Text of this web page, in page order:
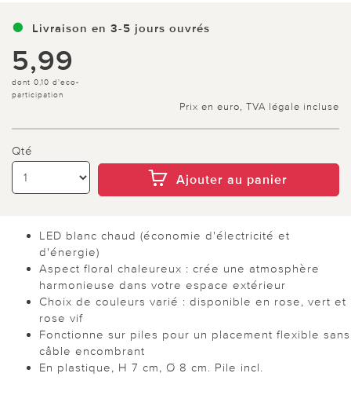
Livraison en 3-5 jours ouvrés
5,99
dont 0,10 d'eco-
participation
Prix en euro, TVA légale incluse
Qté
Ajouter au panier
LED blanc chaud (économie d'électricité et
d'énergie)
Aspect floral chaleureux : crée une atmosphère
harmonieuse dans votre espace extérieur
Choix de couleurs varié : disponible en rose, vert et
rose vif
Fonctionne sur piles pour un placement flexible sans
câble encombrant
En plastique, H 7 cm, Ø 8 cm. Pile incl.